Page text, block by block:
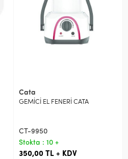
Cata
GEMİCİ EL FENERİ CATA
CT-9950
Stokta : 10 +
350,00 TL + KDV